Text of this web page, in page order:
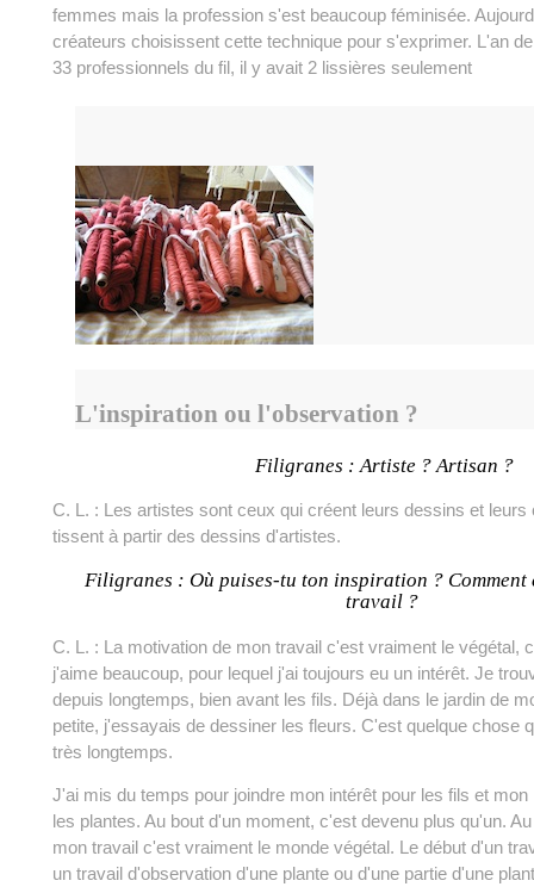
femmes mais la profession s'est beaucoup féminisée.
créateurs choisissent cette technique pour s'exprimer. L'an
33 professionnels du fil, il y avait 2 lissières seulement
L'inspiration ou l'observation ?
Filigranes : Artiste ? Artisan ?
C. L. : Les artistes sont ceux qui créent leurs dessins et
tissent à partir des dessins d'artistes.
Filigranes : Où puises-tu ton inspiration ? Comment
travail ?
C. L. : La motivation de mon travail c'est vraiment le végétal,
j'aime beaucoup, pour lequel j'ai toujours eu un intérêt. Je
depuis longtemps, bien avant les fils. Déjà dans le jardin de
petite, j'essayais de dessiner les fleurs. C'est quelque chose
très longtemps.
J'ai mis du temps pour joindre mon intérêt pour les fils et
les plantes. Au bout d'un moment, c'est devenu plus qu'un.
mon travail c'est vraiment le monde végétal. Le début d'un
un travail d'observation d'une plante ou d'une partie d'une